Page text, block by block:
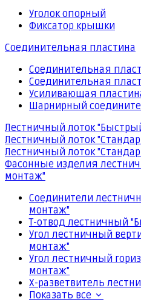
Уголок опорный
Фиксатор крышки
Соединительная пластина
Соединительная
Соединительная
Усиливающая
Шарнирный
Лестничный лоток
Лестничный лоток
Лестничный лоток
Фасонные изделия
монтаж"
Соединители
монтаж"
Т-отвод лестничный
Угол лестничный
монтаж"
Угол лестничный
монтаж"
Х-разветвитель
Показать все